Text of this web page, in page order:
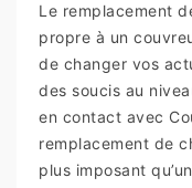
Le remplacement
propre à un
de changer vos
des soucis au
en contact avec
remplacement de
plus imposant